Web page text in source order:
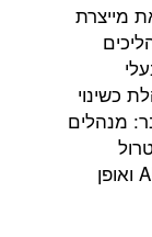
מייצרת
כשינוי
מנהלים
ההתנגדויות, להקניית ידע על מערכות ה – AI ואופן